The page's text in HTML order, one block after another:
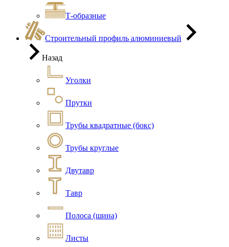
Т-образные
Строительный профиль алюминиевый
Назад
Уголки
Прутки
Трубы квадратные (бокс)
Трубы круглые
Двутавр
Тавр
Полоса (шина)
Листы